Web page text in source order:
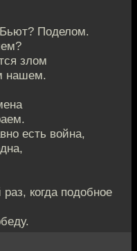
Поделом.
злом
нашем.
есть война,
когда подобное